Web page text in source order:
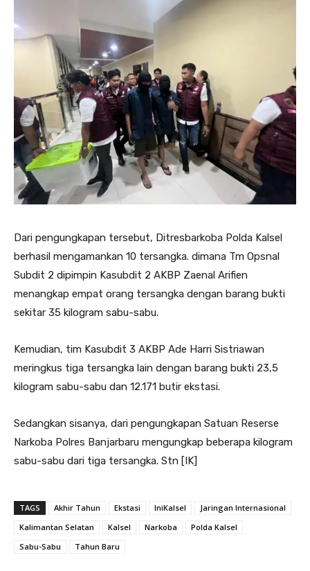
Dari pengungkapan tersebut, Ditresbarkoba Polda Kalsel
berhasil mengamankan 10 tersangka. dimana Tm Opsnal
Subdit 2 dipimpin Kasubdit 2 AKBP Zaenal Arifien
menangkap empat orang tersangka dengan barang bukti
sekitar 35 kilogram sabu-sabu.
Kemudian, tim Kasubdit 3 AKBP Ade Harri Sistriawan
meringkus tiga tersangka lain dengan barang bukti 23,5
kilogram sabu-sabu dan 12.171 butir ekstasi.
Sedangkan sisanya, dari pengungkapan Satuan Reserse
Narkoba Polres Banjarbaru mengungkap beberapa kilogram
sabu-sabu dari tiga tersangka. Stn [IK]
TAGS Akhir Tahun Ekstasi IniKalsel
Jaringan Internasional
Kalimantan Selatan
Kalsel Narkoba
Polda Kalsel
Sabu-Sabu
Tahun Baru